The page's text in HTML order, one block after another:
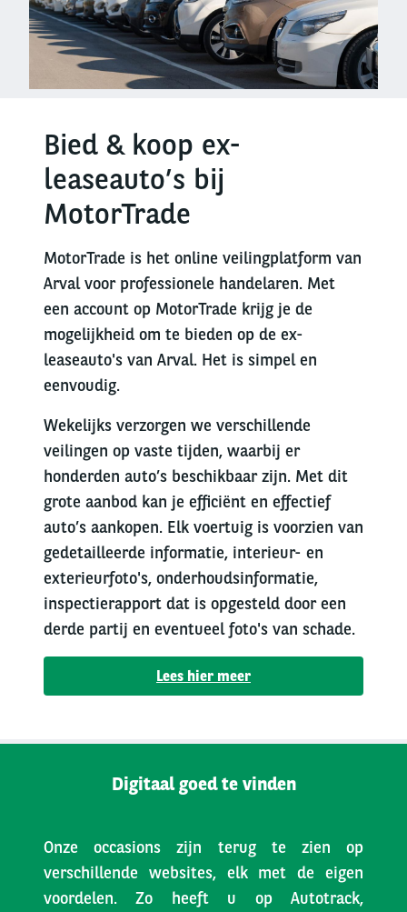
Bied & koop ex-
leaseauto’s bij
MotorTrade
MotorTrade is het online veilingplatform van
Arval voor professionele handelaren. Met
een account op MotorTrade krijg je de
mogelijkheid om te bieden op de ex-
leaseauto's van Arval. Het is simpel en
eenvoudig.
Wekelijks verzorgen we verschillende
veilingen op vaste tijden, waarbij er
honderden auto’s beschikbaar zijn. Met dit
grote aanbod kan je efficiënt en effectief
auto’s aankopen. Elk voertuig is voorzien van
gedetailleerde informatie, interieur- en
exterieurfoto's, onderhoudsinformatie,
inspectierapport dat is opgesteld door een
derde partij en eventueel foto's van schade.
Lees hier meer
Digitaal goed te vinden
Onze occasions zijn terug te zien op
verschillende websites, elk met de eigen
voordelen. Zo heeft u op Autotrack,